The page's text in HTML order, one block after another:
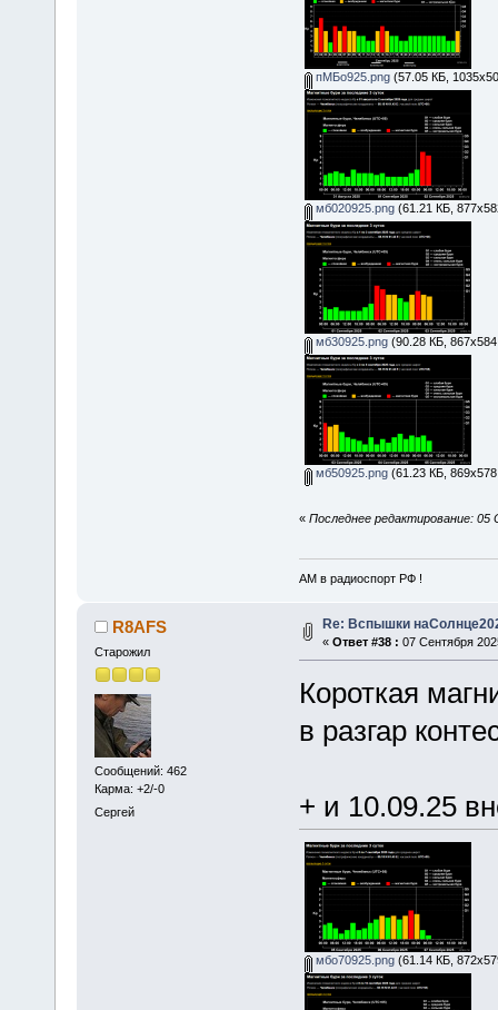
пМБо925.png(57.05 КБ,
мб020925.png(61.21 КБ,
мб30925.png(90.28 КБ,
мб50925.png(61.23 КБ,
« Последнее редактирование:
АМ в радиоспорт РФ !
R8AFS
Старожил
Сообщений: 462
Карма: +2/-0
Сергей
Re: Вспышки
« Ответ #38 : 07 Сентября
Короткая
в разгар
+ и 10.09.25
мбо70925.png(61.14 КБ,